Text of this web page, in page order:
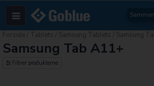
Forside Tablets Samsung Tablets Samsung
Samsung Tab A11+
Filtrer produkterne